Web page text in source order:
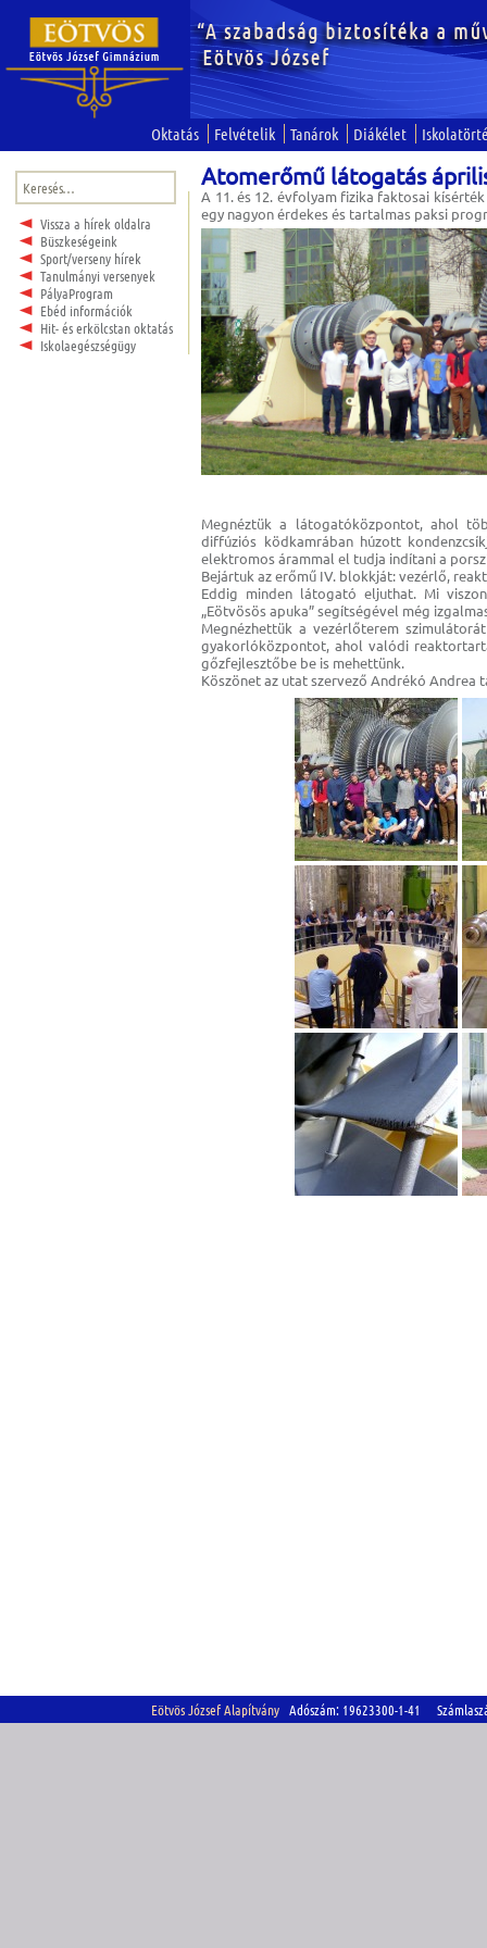
Oktatás Felvételik Tanárok Diákélet
Keresés:
Vissza a hírek oldalra
Büszkeségeink
Sport/verseny hírek
Tanulmányi versenyek
PályaProgram
Ebéd információk
Hit- és erkölcstan oktatás
Iskolaegészségügy
Atomerőmű látogatás
A 11. és 12. évfolyam fizika faktosai
egy nagyon érdekes és tartalmas paksi
Megnéztük a látogatóközpontot, ahol
diffúziós ködkamrában húzott
elektromos árammal el tudja indítani a
Bejártuk az erőmű IV. blokkját: vezérlő,
Eddig minden látogató eljuthat. Mi
„Eötvösös apuka” segítségével még
Megnézhettük a vezérlőterem
gyakorlóközpontot, ahol valódi
gőzfejlesztőbe be is mehettünk.
Köszönet az utat szervező Andrékó Andrea
Eötvös József Alapítvány Adószám: 19623300-1-41